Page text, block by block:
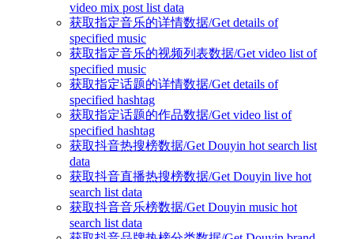
video mix post list data
获取指定音乐的详情数据/Get details of
specified music
获取指定音乐的视频列表数据/Get video list of
specified music
获取指定话题的详情数据/Get details of
specified hashtag
获取指定话题的作品数据/Get video list of
specified hashtag
获取抖音热搜榜数据/Get Douyin hot search list
data
获取抖音直播热搜榜数据/Get Douyin live hot
search list data
获取抖音音乐榜数据/Get Douyin music hot
search list data